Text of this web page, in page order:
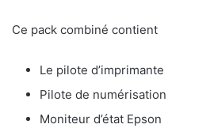
Ce pack combiné contient
Le pilote d’imprimante
Pilote de numérisation
Moniteur d’état Epson